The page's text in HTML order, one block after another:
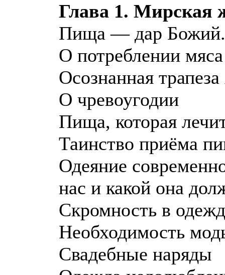
Глава 1.
Пища — дар Божий.
О потреблении мяса
Осознанная
О чревоугодии
Пища, которая
Таинство приёма
Одеяние
нас и какой она
Скромность в
Необходимость
Свадебные наряды